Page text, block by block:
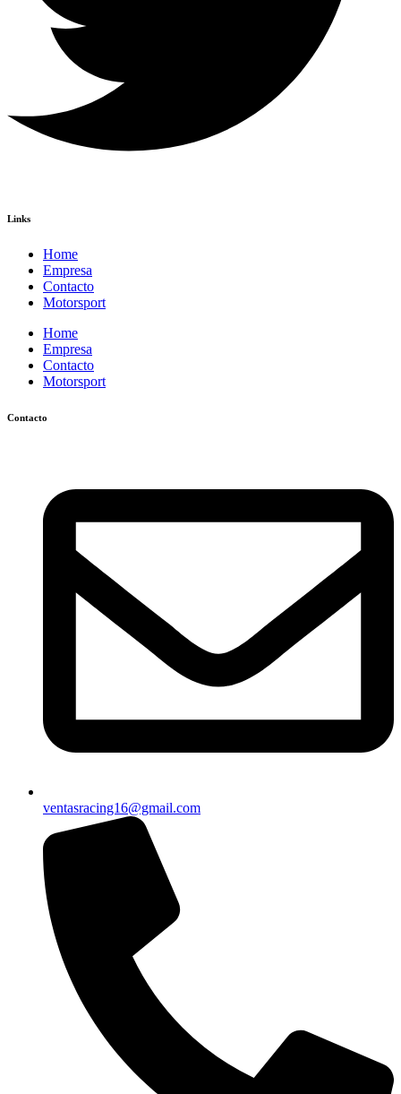
Links
Home
Empresa
Contacto
Motorsport
Home
Empresa
Contacto
Motorsport
Contacto
ventasracing16@gmail.com